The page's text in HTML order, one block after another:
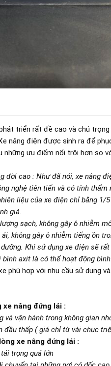
triển rất đề cao và chú
nâng điện được sinh ra để
những ưu điểm nổi trội hơn so
đời cao : Như đã nói, xe nâng
nghệ tiên tiến và có tính
liệu của xe điện chỉ bằng 1/
giá.
sạch, không gây ô nhiễm
không gây ô nhiễm tiếng ồn
Khi sử dụng xe điện sẽ
axit là có thể hoạt động
phù hợp với nhu cầu sử dụng
xe nâng đứng lái :
và vận hành trong không gian
đầu thấp ( giá chỉ từ vài chục
xe nâng đứng lái :
trọng quá lớn